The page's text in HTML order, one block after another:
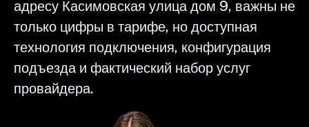
адресу Касимовская улица дом 9, важны не
только цифры в тарифе, но доступная
технология подключения, конфигурация
подъезда и фактический набор услуг
провайдера.